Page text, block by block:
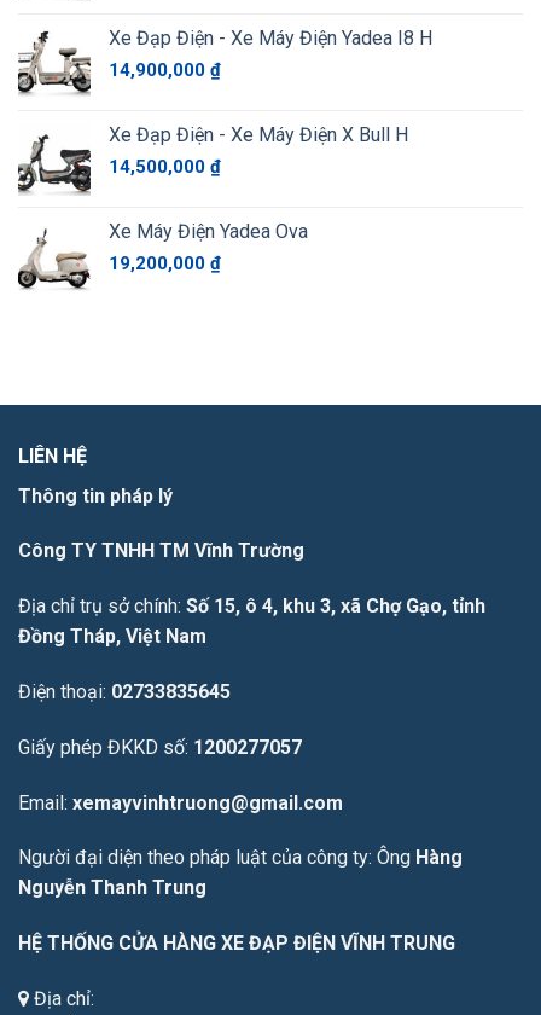
Xe Đạp Điện - Xe Máy Điện Yadea I8 H
14,900,000 ₫
Xe Đạp Điện - Xe Máy Điện X Bull H
14,500,000 ₫
Xe Máy Điện Yadea Ova
19,200,000 ₫
LIÊN HỆ
Thông tin pháp lý
Công TY TNHH TM Vĩnh Trường
Địa chỉ trụ sở chính: Số 15, ô 4, khu 3, xã Chợ Gạo, tỉnh
Đồng Tháp, Việt Nam
Điện thoại: 02733835645
Giấy phép ĐKKD số: 1200277057
Email: xemayvinhtruong@gmail.com
Người đại diện theo pháp luật của công ty: Ông Hàng
Nguyễn Thanh Trung
HỆ THỐNG CỬA HÀNG XE ĐẠP ĐIỆN VĨNH TRUNG
Địa chỉ: